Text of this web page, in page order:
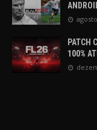
PATCH
100%